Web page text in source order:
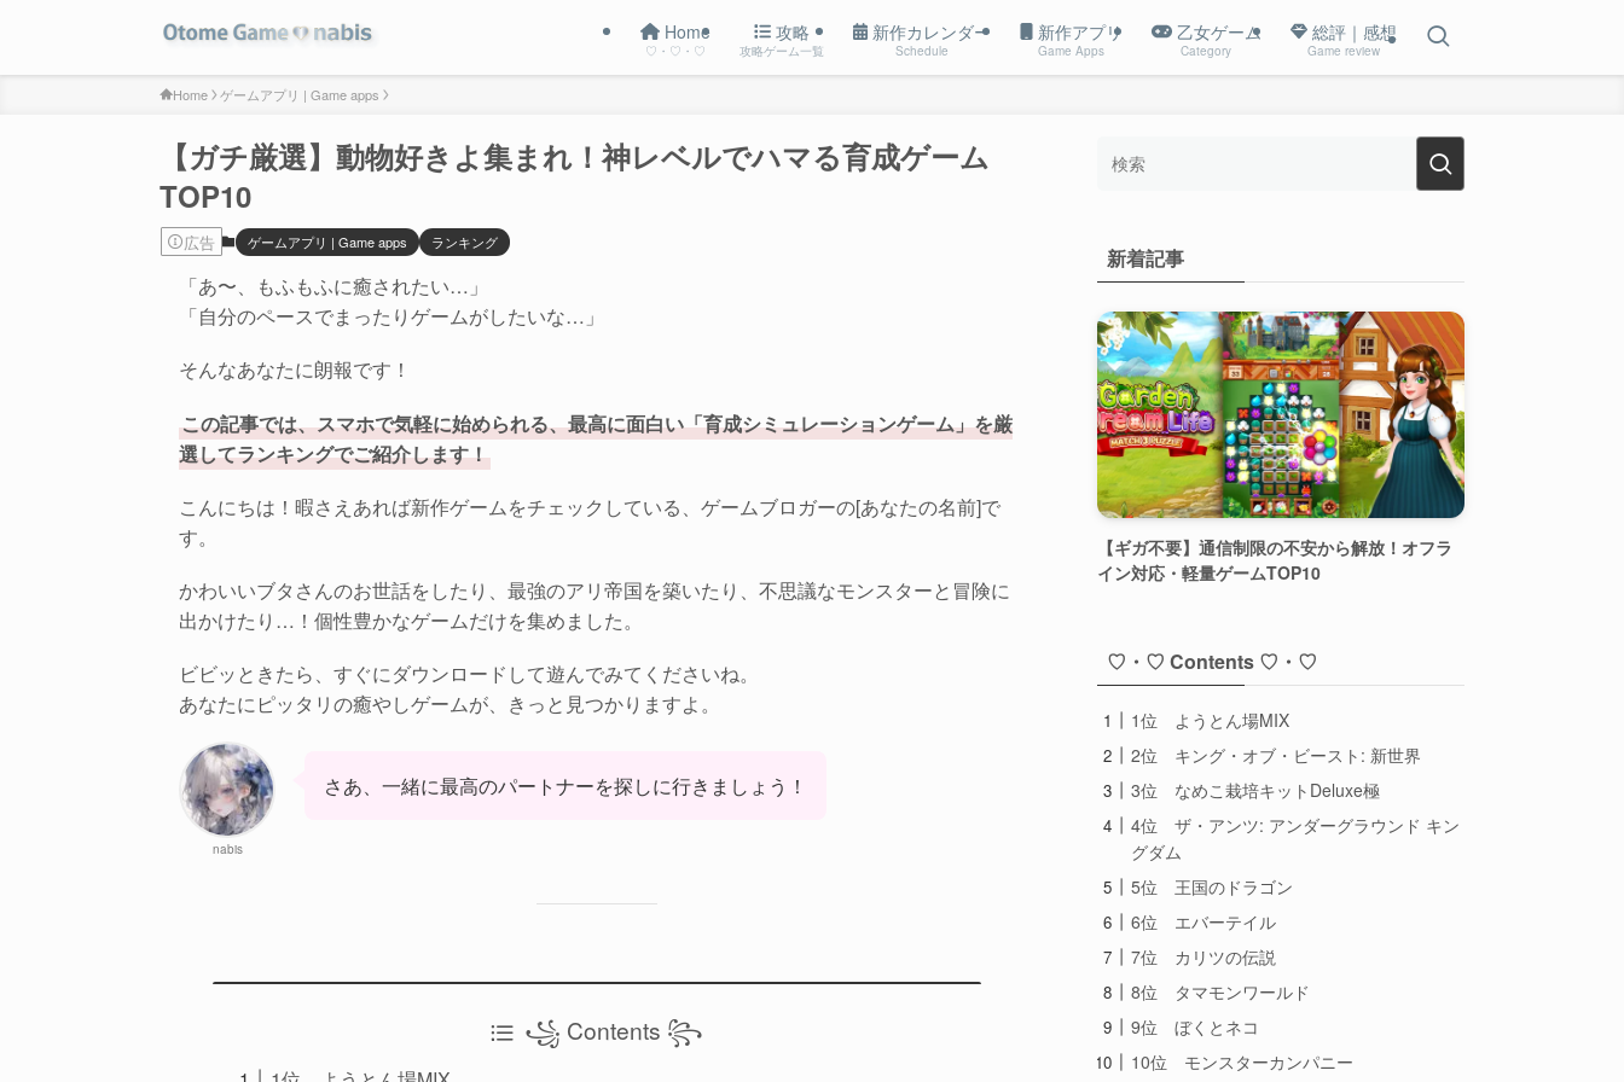
Home
♡・♡・♡
攻略
攻略ゲーム一覧
新作カレンダー
Schedule
新作アプリ
Game Apps
乙女ゲーム
Category
総評｜感想
Game review
Home ゲームアプリ | Game apps
【ガチ厳選】動物好きよ集まれ！神レベルでハマる育成ゲーム
TOP10
広告 ゲームアプリ | Game apps ランキング
「あ〜、もふもふに癒されたい…」
「自分のペースでまったりゲームがしたいな…」
そんなあなたに朗報です！
この記事では、スマホで気軽に始められる、最高に面白い「育成シミュレーションゲーム」を厳
選してランキングでご紹介します！
こんにちは！暇さえあれば新作ゲームをチェックしている、ゲームブロガーの[あなたの名前]で
す。
かわいいブタさんのお世話をしたり、最強のアリ帝国を築いたり、不思議なモンスターと冒険に
出かけたり…！個性豊かなゲームだけを集めました。
ビビッときたら、すぐにダウンロードして遊んでみてくださいね。
あなたにピッタリの癒やしゲームが、きっと見つかりますよ。
nabis
さあ、一緒に最高のパートナーを探しに行きましょう！
꧁ Contents ꧂
新着記事
【ギガ不要】通信制限の不安から解放！オフラ
イン対応・軽量ゲームTOP10
♡・♡ Contents ♡・♡
1位 ようとん場MIX
2位 キング・オブ・ビースト: 新世界
3位 なめこ栽培キットDeluxe極
4位 ザ・アンツ: アンダーグラウンド キン
グダム
5位 王国のドラゴン
6位 エバーテイル
7位 カリツの伝説
8位 タマモンワールド
9位 ぼくとネコ
10位 モンスターカンパニー